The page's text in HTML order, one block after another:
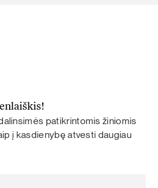
patikrintomis žiniomis
į kasdienybę atvesti daugiau